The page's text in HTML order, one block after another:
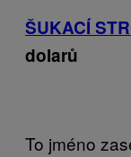
ŠUKACÍ
dolarů
To jméno